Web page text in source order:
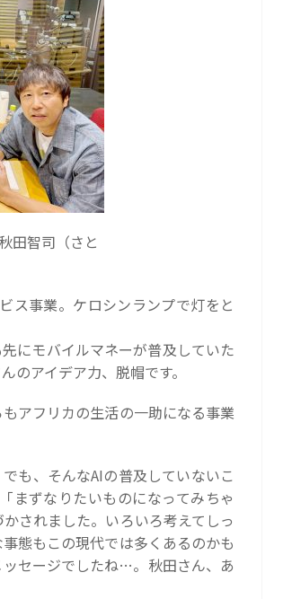
田智司（さと
ス事業。ケロシンランプで灯をと
にモバイルマネーが普及していた
のアイデア力、脱帽です。
アフリカの生活の一助になる事業
も、そんなAIの普及していないこ
まずなりたいものになってみちゃ
されました。いろいろ考えてしっ
態もこの現代では多くあるのかも
セージでしたね…。秋田さん、あ